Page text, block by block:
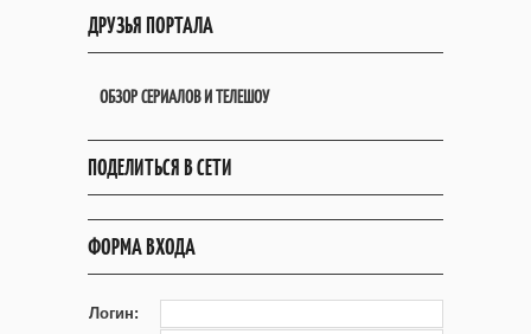
ДРУЗЬЯ ПОРТАЛА
ОБЗОР СЕРИАЛОВ И ТЕЛЕШОУ
ПОДЕЛИТЬСЯ В СЕТИ
ФОРМА ВХОДА
Логин: